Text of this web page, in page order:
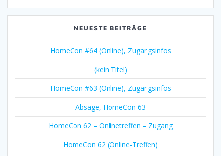
NEUESTE BEITRÄGE
HomeCon #64 (Online), Zugangsinfos
(kein Titel)
HomeCon #63 (Online), Zugangsinfos
Absage, HomeCon 63
HomeCon 62 – Onlinetreffen – Zugang
HomeCon 62 (Online-Treffen)